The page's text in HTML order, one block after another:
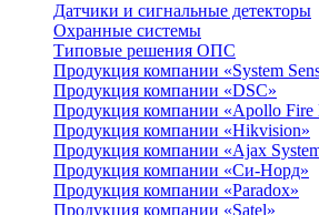
Датчики и сигнальные детекторы
Охранные системы
Типовые решения ОПС
Продукция компании «System
Продукция компании «DSC»
Продукция компании «Apollo Fire
Продукция компании «Hikvision»
Продукция компании «Ajax
Продукция компании «Си-Норд»
Продукция компании «Paradox»
Продукция компании «Satel»